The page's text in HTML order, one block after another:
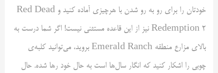
خودتان را برای رو به رو شدن با هرچیزی آماده کنید و Red Dead
Redemption 2 نیز از این قاعده مستثنی نیست! اگر شما درست به
بالای مزارع منطقه Emerald Ranch بروید، می‌توانید کلبه‌ی
چوبی را اشکار کنید که انگار سال‌ها است به حال خود رها شده. حال